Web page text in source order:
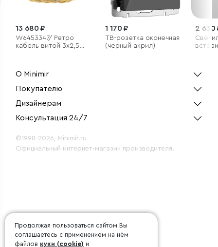
13 680 ₽
W6453347/ Ретро
кабель витой 3х2,5
1 170 ₽
ТВ-розетка оконечная
(черный акрил)
2 630
О Minimir
Покупателю
Дизайнерам
Консультация 24/7
©1998-2026, Minimir.ru
Официальный интернет-магазин производителя.
Продолжая пользоваться сайтом Вы
соглашаетесь с применением на нём
файлов куки (cookie) и